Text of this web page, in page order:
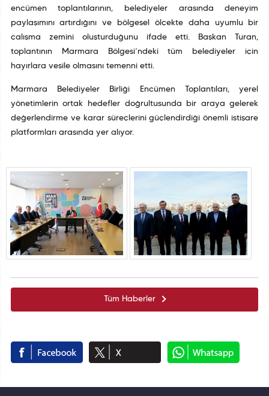
encümen toplantılarının, belediyeler arasında deneyim
paylaşımını artırdığını ve bölgesel ölçekte daha uyumlu bir
çalışma zemini oluşturduğunu ifade etti. Başkan Turan,
toplantının Marmara Bölgesi’ndeki tüm belediyeler için
hayırlara vesile olmasını temenni etti.
Marmara Belediyeler Birliği Encümen Toplantıları, yerel
yönetimlerin ortak hedefler doğrultusunda bir araya gelerek
değerlendirme ve karar süreçlerini güçlendirdiği önemli istişare
platformları arasında yer alıyor.
Tüm Haberler